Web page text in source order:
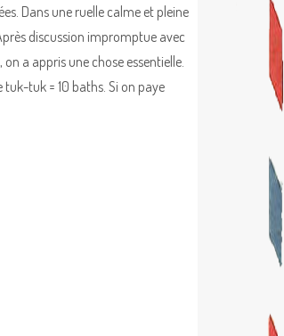
Dans une ruelle calme et pleine
discussion impromptue avec
a appris une chose essentielle.
tuk = 10 baths. Si on paye